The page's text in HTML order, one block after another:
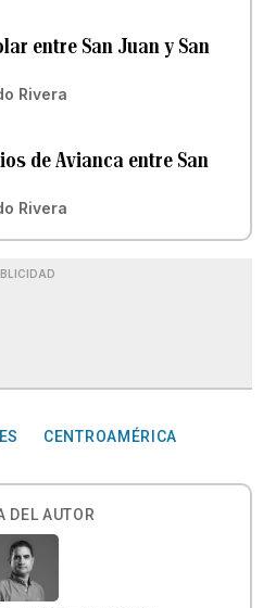
entre San Juan y San
Rivera
de Avianca entre San
Rivera
CENTROAMÉRICA
DEL AUTOR